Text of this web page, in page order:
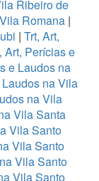
Ribeiro de
Romana |
| Trt, Art,
Art, Perícias e
e Laudos na
na Vila
na Vila
Vila Santa
Vila Santo
Vila Santo
Vila Santo
Vila Santo